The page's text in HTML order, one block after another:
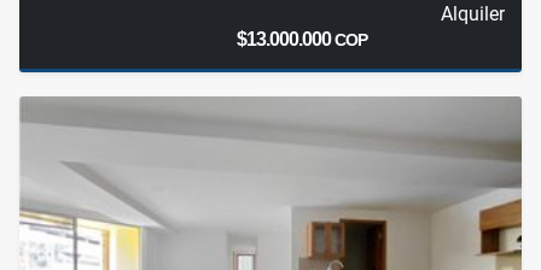
Alquiler
$13.000.000COP